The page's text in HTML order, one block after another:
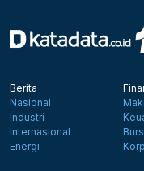
Berita
Nasional
Industri
Internasional
Energi